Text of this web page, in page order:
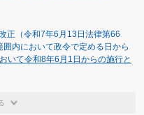
手研究者らへの研究発表の便
引関係を円滑にするという意図･
めがたい。②負担差額は相当に高
のと推認できるものではない。③
正（令和7年6月13日法律第66
内において政令で定める日から
いて令和8年6月1日からの施行と